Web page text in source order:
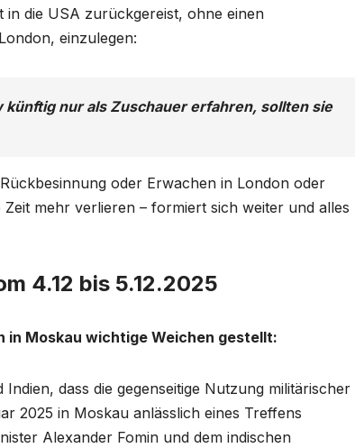
die USA zurückgereist, ohne einen
einzulegen:
nur als Zuschauer erfahren, sollten sie
oder Erwachen in London oder
mehr verlieren – formiert sich weiter und alles
4.12 bis 5.12.2025
in Moskau wichtige Weichen gestellt:
dass die gegenseitige Nutzung militärischer
2025 in Moskau anlässlich eines Treffens
Alexander Fomin und dem indischen